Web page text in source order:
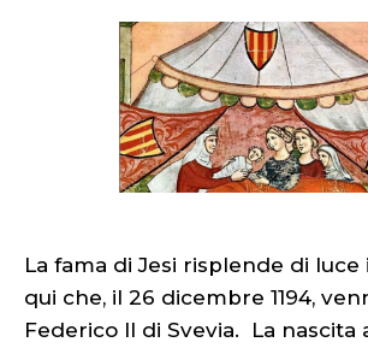
La fama di Jesi risplende di luce
qui che, il 26 dicembre 1194,
Federico II di Svevia. La nascita